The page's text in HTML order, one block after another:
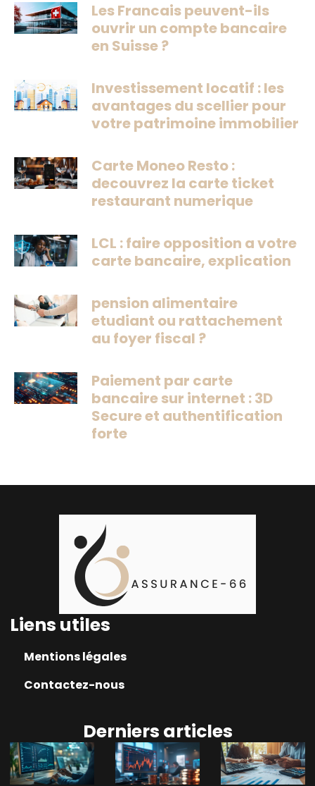
Les Francais peuvent-ils
ouvrir un compte bancaire
en Suisse ?
Investissement locatif : les
avantages du scellier pour
votre patrimoine immobilier
Carte Moneo Resto :
decouvrez la carte ticket
restaurant numerique
LCL : faire opposition a votre
carte bancaire, explication
pension alimentaire
etudiant ou rattachement
au foyer fiscal ?
Paiement par carte
bancaire sur internet : 3D
Secure et authentification
forte
Liens utiles
Mentions légales
Contactez-nous
Derniers articles